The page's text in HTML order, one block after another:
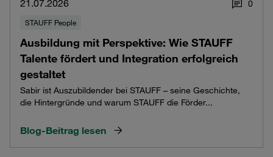
21.07.2026 0
STAUFF People
Ausbildung mit Perspektive: Wie STAUFF
Talente fördert und Integration erfolgreich
gestaltet
Sabir ist Auszubildender bei STAUFF – seine Geschichte,
die Hintergründe und warum STAUFF die Förder...
Blog-Beitrag lesen